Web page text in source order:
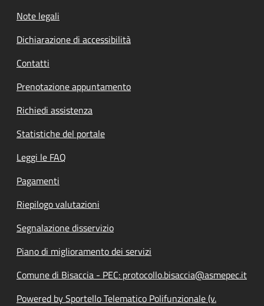
Note legali
Dichiarazione di accessibilità
Contatti
Prenotazione appuntamento
Richiedi assistenza
Statistiche del portale
Leggi le FAQ
Pagamenti
Riepilogo valutazioni
Segnalazione disservizio
Piano di miglioramento dei servizi
Comune di Bisaccia - PEC: protocollo.bisaccia@asmepec.it
Powered by Sportello Telematico Polifunzionale (v.